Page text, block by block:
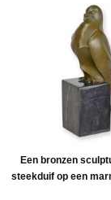
Een bronzen
steekduif op een